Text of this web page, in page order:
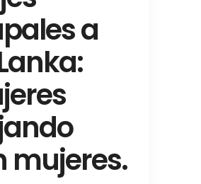
a
mujeres.